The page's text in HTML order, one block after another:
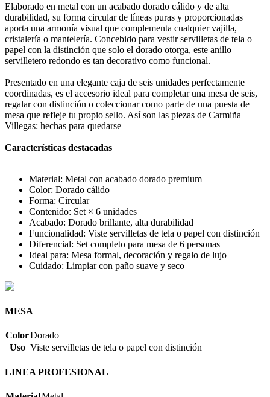
Elaborado en metal con un acabado dorado cálido y de alta
durabilidad, su forma circular de líneas puras y proporcionadas
aporta una armonía visual que complementa cualquier vajilla,
cristalería o mantelería. Concebido para vestir servilletas de tela o
papel con la distinción que solo el dorado otorga, este anillo
servilletero redondo es tan decorativo como funcional.
Presentado en una elegante caja de seis unidades perfectamente
coordinadas, es el accesorio ideal para completar una mesa de seis,
regalar con distinción o coleccionar como parte de una puesta de
mesa que refleje tu propio sello. Así son las piezas de Carmiña
Villegas: hechas para quedarse
Características destacadas
Material: Metal con acabado dorado premium
Color: Dorado cálido
Forma: Circular
Contenido: Set × 6 unidades
Acabado: Dorado brillante, alta durabilidad
Funcionalidad: Viste servilletas de tela o papel con distinción
Diferencial: Set completo para mesa de 6 personas
Ideal para: Mesa formal, decoración y regalo de lujo
Cuidado: Limpiar con paño suave y seco
MESA
ColorDorado
Uso Viste servilletas de tela o papel con distinción
LINEA PROFESIONAL